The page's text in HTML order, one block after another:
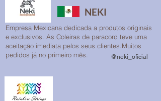
NEKI
@neki_oficial
Empresa Mexicana dedicada a produtos originais
e exclusivos. As Coleiras de paracord teve uma
aceitação imediata pelos seus clientes.Muitos
pedidos já no primeiro mês.